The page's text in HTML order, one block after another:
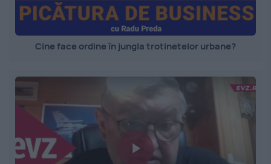
Cine face ordine în jungla trotinetelor urbane?